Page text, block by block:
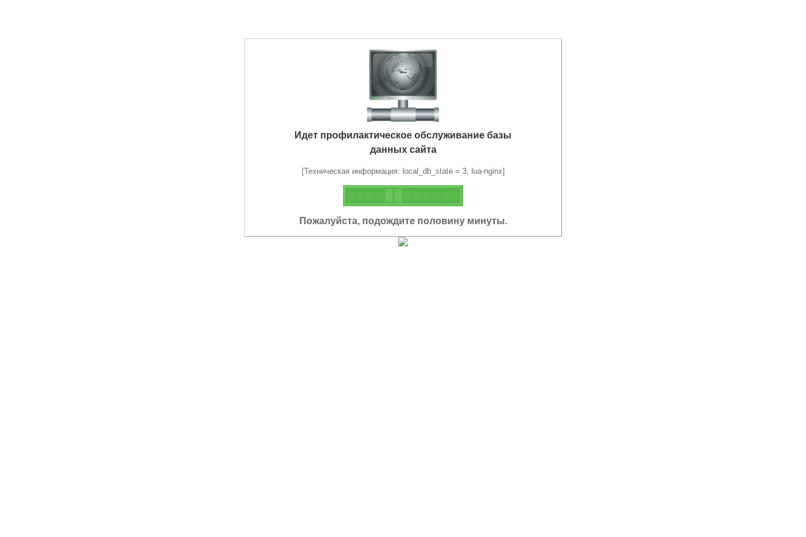
Идет профилактическое обслуживание базы
данных сайта
[Техническая информация: local_db_state = 3, lua-nginx]
Пожалуйста, подождите половину минуты.